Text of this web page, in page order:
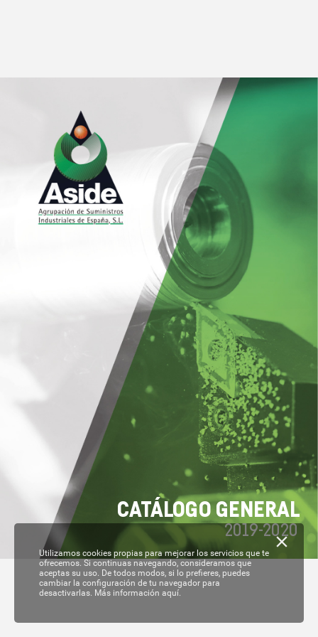
2019-2020
CATÁLOGO GENERAL
Utilizamos cookies propias para mejorar los servicios que te
ofrecemos. Si continuas navegando, consideramos que
aceptas su uso. De todos modos, si lo prefieres, puedes
cambiar la configuración de tu navegador para
desactivarlas. Más información aquí.